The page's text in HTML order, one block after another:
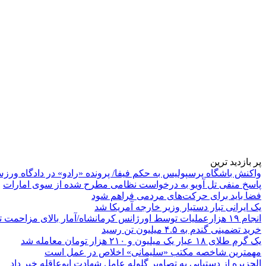
پر بازدید ترین
واکنش باشگاه پرسپولیس به حکم فیفا/ پرونده «رادو» در دادگاه
پاسخ منفی تل آویو به درخواست نظامی مطرح شده از سوی امارات
فضا باید برای حرکت‌های مردمی فراهم شود
یک ایرانی تبار دستیار وزیر خارجه آمریکا شد
انجام ۱۹ هزارعملیات توسط اورژانس کرمانشاه/آمار بالای مزاحمت تلفنی
خرید تضمینی گندم به ۴.۵ میلیون تن رسید
یک گرم طلای ۱۸ عیار یک میلیون و ۲۱۰ هزار تومان معامله شد
مهمترین شاخصه مکتب «سلیمانی» اخلاص در عمل است
الجزیره از دستیابی به تصاویر گلوله عامل شهادت ابوعاقله خبر داد